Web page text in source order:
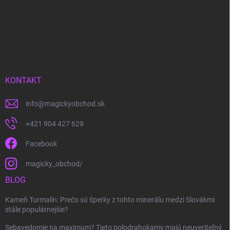
KONTAKT
info@magickyobchod.sk
+421 904 427 629
Facebook
magicky_obchod/
BLOG
Kameň Turmalín: Prečo sú šperky z tohto minerálu medzi Slovákmi
stále populárnejšie?
Sebavedomie na maximum? Tieto polodrahokamy majú neuveriteľný